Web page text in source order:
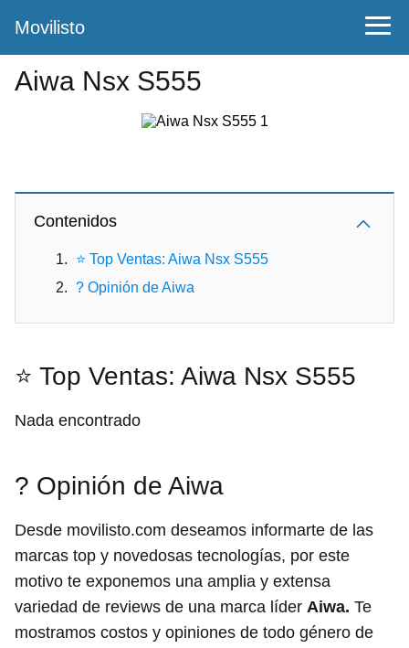
Movilisto
Aiwa Nsx S555
Contenidos
⭐ Top Ventas: Aiwa Nsx S555
? Opinión de Aiwa
⭐ Top Ventas: Aiwa Nsx S555
Nada encontrado
? Opinión de Aiwa
Desde movilisto.com deseamos informarte de las
marcas top y novedosas tecnologías, por este
motivo te exponemos una amplia y extensa
variedad de reviews de una marca líder Aiwa. Te
mostramos costos y opiniones de todo género de